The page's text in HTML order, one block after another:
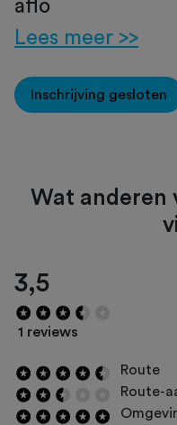
aflo
Lees meer >>
Inschrijving gesloten
Wat anderen
3,5
1 reviews
Route
Route-